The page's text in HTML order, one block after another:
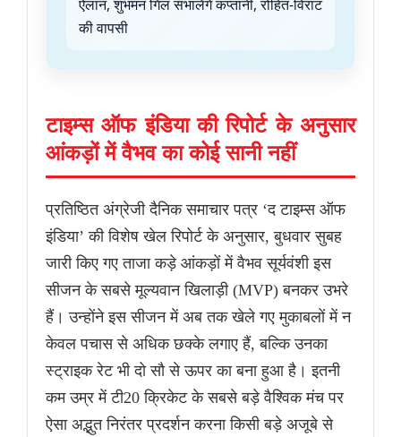
ऐलान, शुभमन गिल संभालेंगे कप्तानी, रोहित-विराट
की वापसी
टाइम्स ऑफ इंडिया की रिपोर्ट के अनुसार
आंकड़ों में वैभव का कोई सानी नहीं
प्रतिष्ठित अंग्रेजी दैनिक समाचार पत्र ‘द टाइम्स ऑफ
इंडिया’ की विशेष खेल रिपोर्ट के अनुसार, बुधवार सुबह
जारी किए गए ताजा कड़े आंकड़ों में वैभव सूर्यवंशी इस
सीजन के सबसे मूल्यवान खिलाड़ी (MVP) बनकर उभरे
हैं। उन्होंने इस सीजन में अब तक खेले गए मुकाबलों में न
केवल पचास से अधिक छक्के लगाए हैं, बल्कि उनका
स्ट्राइक रेट भी दो सौ से ऊपर का बना हुआ है। इतनी
कम उम्र में टी20 क्रिकेट के सबसे बड़े वैश्विक मंच पर
ऐसा अद्भुत निरंतर प्रदर्शन करना किसी बड़े अजूबे से